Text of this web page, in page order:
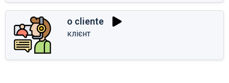
o cliente
клієнт